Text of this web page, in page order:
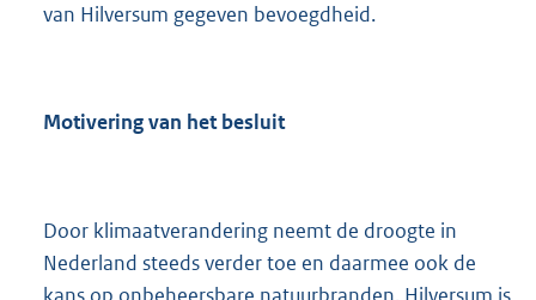
van Hilversum gegeven bevoegdheid.
Motivering van het besluit
Door klimaatverandering neemt de droogte in
Nederland steeds verder toe en daarmee ook de
kans op onbeheersbare natuurbranden. Hilversum is